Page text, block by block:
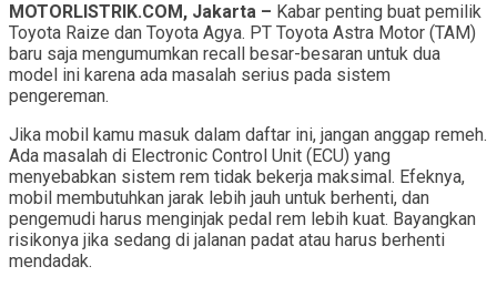
MOTORLISTRIK.COM, Jakarta – Kabar penting buat pemilik
Toyota Raize dan Toyota Agya. PT Toyota Astra Motor (TAM)
baru saja mengumumkan recall besar-besaran untuk dua
model ini karena ada masalah serius pada sistem
pengereman.
Jika mobil kamu masuk dalam daftar ini, jangan anggap remeh.
Ada masalah di Electronic Control Unit (ECU) yang
menyebabkan sistem rem tidak bekerja maksimal. Efeknya,
mobil membutuhkan jarak lebih jauh untuk berhenti, dan
pengemudi harus menginjak pedal rem lebih kuat. Bayangkan
risikonya jika sedang di jalanan padat atau harus berhenti
mendadak.